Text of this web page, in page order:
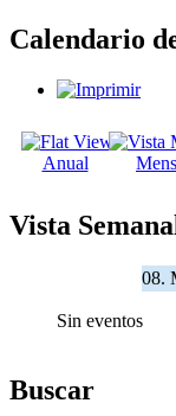
Calendario
Anual
Vista
08.
Sin eventos
Buscar